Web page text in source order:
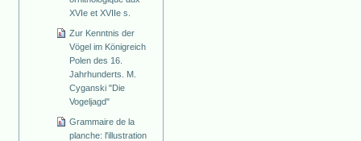
XVIe et XVIIe s.
Zur Kenntnis der
Vögel im Königreich
Polen des 16.
Jahrhunderts. M.
Cyganski "Die
Vogeljagd"
Grammaire de la
planche: l'illustration